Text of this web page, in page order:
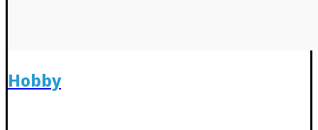
Hobby